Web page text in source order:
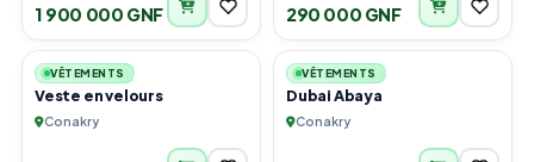
1 900 000 GNF 290 000 GNF
3
VÊTEMENTS
Veste en velours
Conakry
4
VÊTEMENTS
Dubai Abaya
Conakry